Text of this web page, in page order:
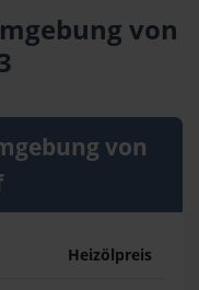
von
von
Heizölpreis